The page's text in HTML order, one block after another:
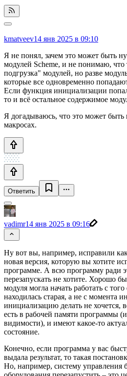
kmatveev14 янв 2025 в 09:10
Я не понял, зачем это может быть
модулей Scheme, и не понимаю, что
подгрузка" модулей, но разве
которые все одновременно
Если функция инициализации
то и всё остальное содержимое
Я догадываюсь, что это может быть
макросах.
Ответить
vadimr14 янв 2025 в 09:16
Ну вот вы, например, исправили
новая версия, которую вы хотите
программе. А всю программу ради
перезапускать не хотите. Хорошо
модуля могла начать работать с
находилась старая, а не с момента
инициализацию делать не хочется,
есть в рабочей памяти программы
видимости), и имеют какое-то
состояние.
Конечно, если программа у вас
выдала результат, то такая
Но, например, систему управления